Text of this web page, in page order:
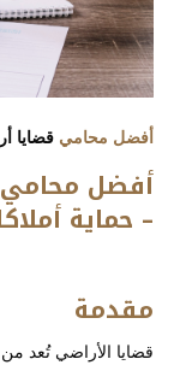
أفضل محامي قضايا
أفضل
– حماية
مقدمة
قضايا الأراضي تُعد